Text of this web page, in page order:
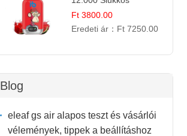
eldobható e-Cigaretta
Ft 3800.00
Eredeti ár： Ft 7250.00
Blog
eleaf gs air alapos teszt és vásárlói
vélemények, tippek a beállításhoz